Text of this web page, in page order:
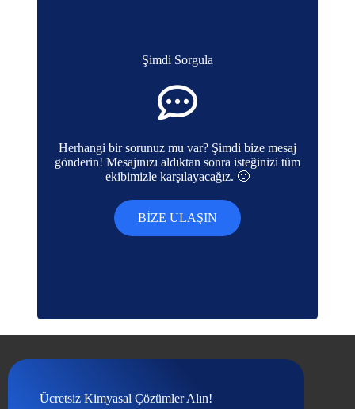
Şimdi Sorgula
Herhangi bir sorunuz mu var? Şimdi bize mesaj
gönderin! Mesajınızı aldıktan sonra isteğinizi tüm
ekibimizle karşılayacağız. 🙂
BIZE ULAŞIN
Ücretsiz Kimyasal Çözümler Alın!